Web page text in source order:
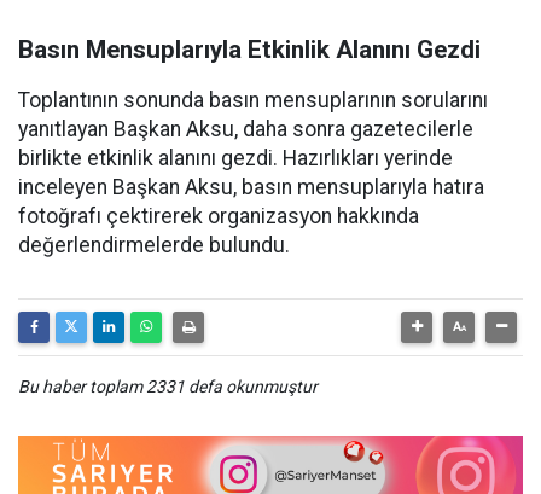
Basın Mensuplarıyla Etkinlik Alanını Gezdi
Toplantının sonunda basın mensuplarının sorularını
yanıtlayan Başkan Aksu, daha sonra gazetecilerle
birlikte etkinlik alanını gezdi. Hazırlıkları yerinde
inceleyen Başkan Aksu, basın mensuplarıyla hatıra
fotoğrafı çektirerek organizasyon hakkında
değerlendirmelerde bulundu.
Bu haber toplam 2331 defa okunmuştur